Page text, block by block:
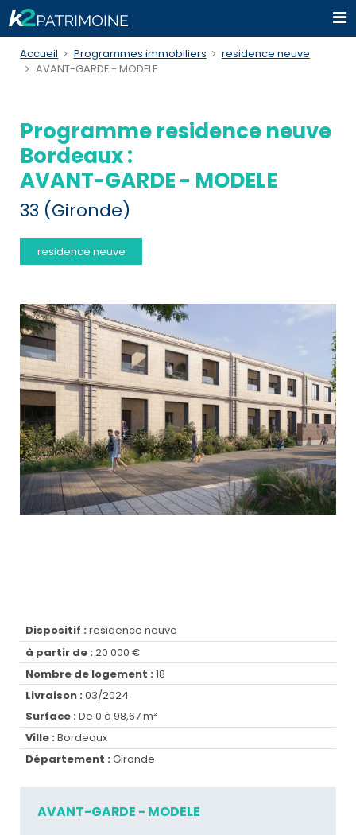
Accueil Programmes immobiliers
residence neuve
AVANT-GARDE - MODELE
Programme residence neuve
Bordeaux :
AVANT-GARDE - MODELE
33 (Gironde)
residence neuve
Dispositif : residence neuve
à partir de : 20 000 €
Nombre de logement : 18
Livraison : 03/2024
Surface : De 0 à 98,67 m²
Ville : Bordeaux
Département : Gironde
AVANT-GARDE - MODELE